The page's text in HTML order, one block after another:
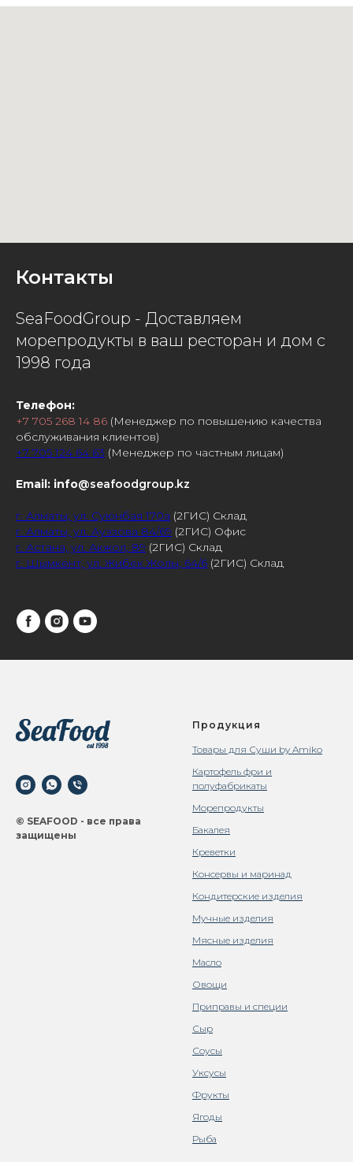
Контакты
SeaFoodGroup - Доставляем
морепродукты в ваш ресторан и дом с
1998 года
Телефон:
+7 705 268 14 86 (Менеджер по повышению качества
обслуживания клиентов)
+7 705 124 64 63 (Менеджер по частным лицам)
Email: info@seafoodgroup.kz
г. Алматы, ул. Суюнбая 170а (2ГИС) Склад
г. Алматы, ул. Ауэзова 84/69 (2ГИС) Офис
г. Астана, ул. Акжол, 89 (2ГИС) Склад
г. Шымкент, ул. Жибек Жолы, 64/6 (2ГИС) Склад
© SEAFOOD - все права
защищены
Продукция
Товары для Суши by Amiko
Картофель фри и
полуфабрикаты
Морепродукты
Бакалея
Креветки
Консервы и маринад
Кондитерские изделия
Мучные изделия
Мясные изделия
Масло
Овощи
Приправы и специи
Сыр
Соусы
Уксусы
Фрукты
Ягоды
Рыба